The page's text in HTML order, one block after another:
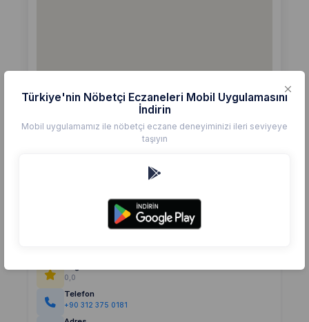
0,0
Telefon
+90 312 375 0181
Türkiye'nin Nöbetçi Eczaneleri Mobil Uygulamasını
İndirin
Mobil uygulamamız ile nöbetçi eczane deneyiminizi ileri seviyeye
taşıyın